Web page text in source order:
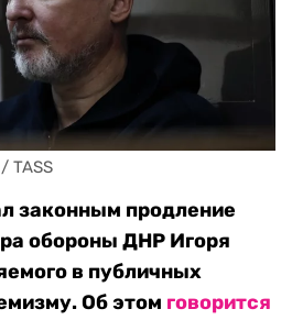
TASS
законным продление
обороны ДНР Игоря
в публичных
Об этом говорится